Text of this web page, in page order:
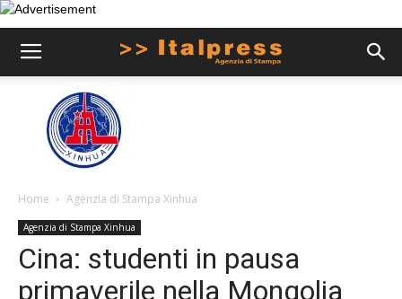
Home Agenzia di Stampa Xinhua
Agenzia di Stampa Xinhua
Cina: studenti in pausa
primaverile nella Mongolia